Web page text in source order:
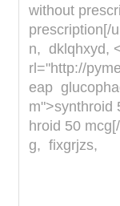
without
prescription[/
n, dklqhxyd,
rl="http://
eap
m">synthroid
hroid 50
g, fixgrjzs,